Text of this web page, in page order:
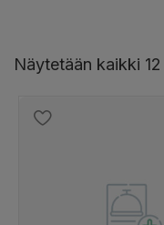
Näytetään kaikki